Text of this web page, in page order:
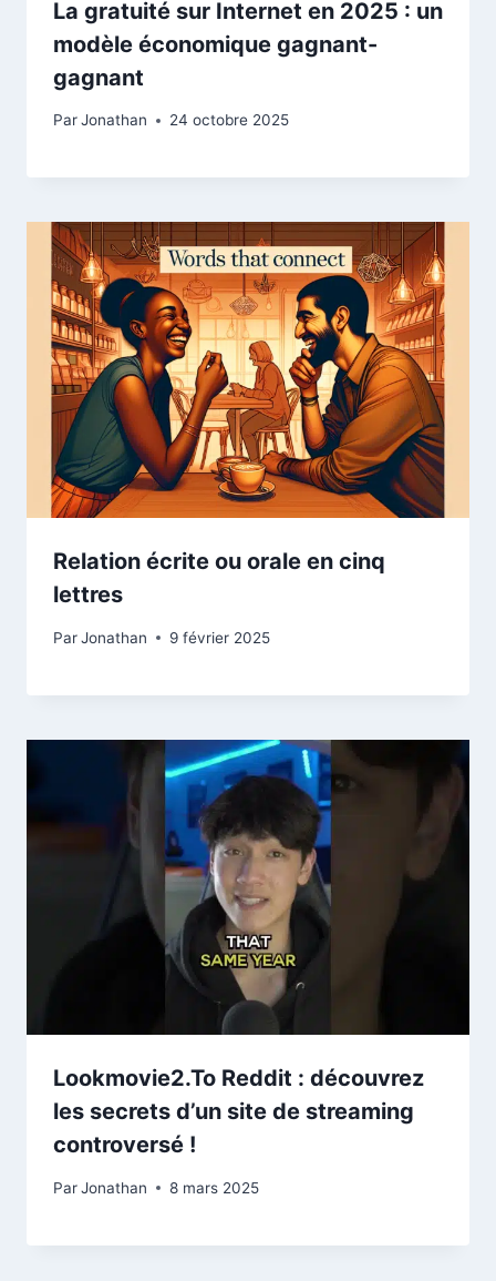
La gratuité sur Internet en 2025 : un
modèle économique gagnant-
gagnant
ParJonathan 24 octobre 2025
Relation écrite ou orale en cinq
lettres
ParJonathan 9 février 2025
Lookmovie2.To Reddit : découvrez
les secrets d’un site de streaming
controversé !
ParJonathan 8 mars 2025